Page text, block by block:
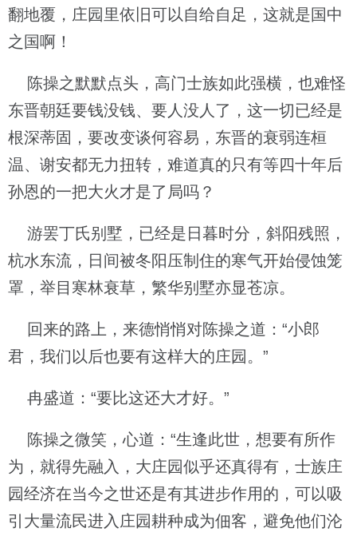
翻地覆，庄园里依旧可以自给自足，这就是国中
之国啊！
陈操之默默点头，高门士族如此强横，也难怪
东晋朝廷要钱没钱、要人没人了，这一切已经是
根深蒂固，要改变谈何容易，东晋的衰弱连桓
温、谢安都无力扭转，难道真的只有等四十年后
孙恩的一把大火才是了局吗？
游罢丁氏别墅，已经是日暮时分，斜阳残照，
杭水东流，日间被冬阳压制住的寒气开始侵蚀笼
罩，举目寒林衰草，繁华别墅亦显苍凉。
回来的路上，来德悄悄对陈操之道：“小郎
君，我们以后也要有这样大的庄园。”
冉盛道：“要比这还大才好。”
陈操之微笑，心道：“生逢此世，想要有所作
为，就得先融入，大庄园似乎还真得有，士族庄
园经济在当今之世还是有其进步作用的，可以吸
引大量流民进入庄园耕种成为佃客，避免他们沦